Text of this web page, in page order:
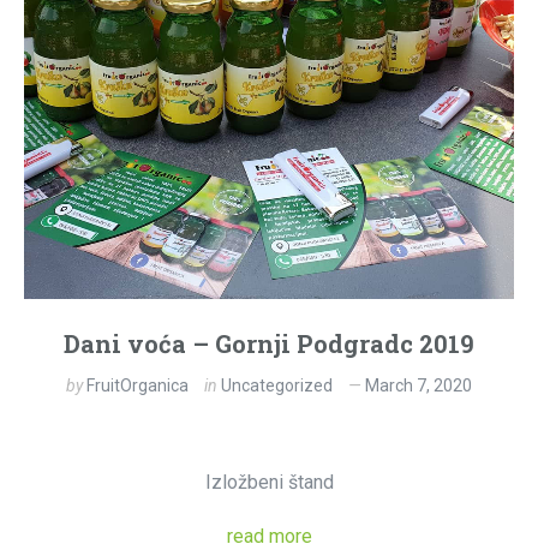
Dani voća – Gornji Podgradc 2019
by FruitOrganica in Uncategorized March 7, 2020
Izložbeni štand
read more